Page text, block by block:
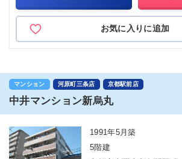
お気に入りに追加
マンション 河原町三条店 京都駅前店
中井マンション新烏丸
1991年5月築
5階建